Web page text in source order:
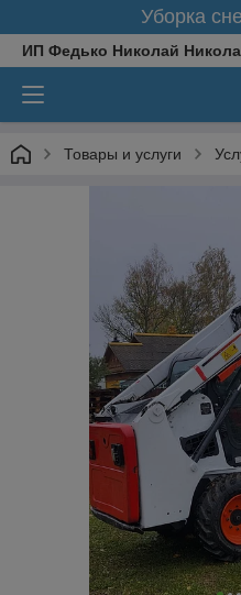
Уборка
ИП Федько Николай
Товары и услуги